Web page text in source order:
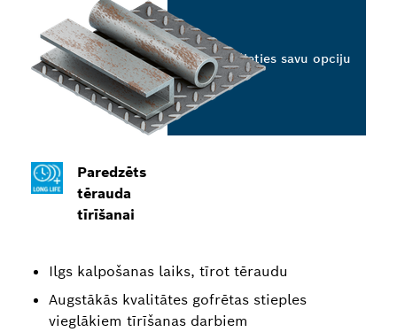
Paredzēts
tērauda
tīrīšanai
Ilgs kalpošanas laiks, tīrot tēraudu
Augstākās kvalitātes gofrētas stieples
vieglākiem tīrīšanas darbiem
Izvēlieties savu opciju